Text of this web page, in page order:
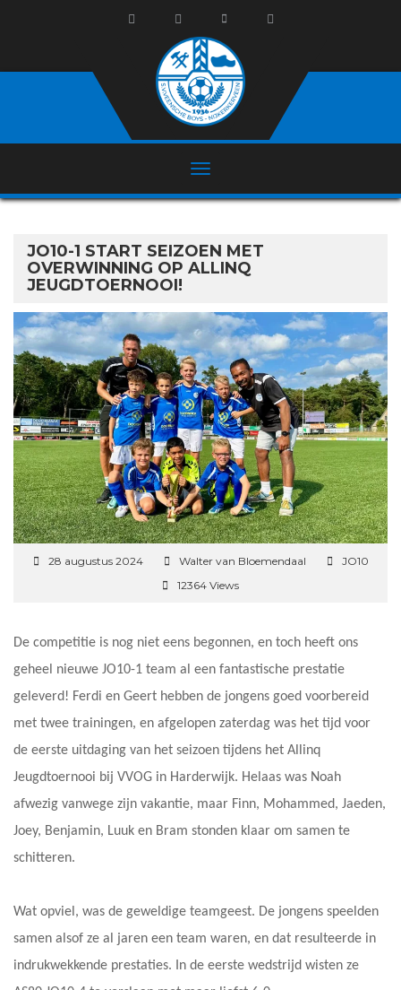
JO10-1 START SEIZOEN MET
OVERWINNING OP ALLINQ
JEUGDTOERNOOI!
28 augustus 2024 Walter van Bloemendaal
JO10
12364 Views
De competitie is nog niet eens begonnen, en toch heeft ons
geheel nieuwe JO10-1 team al een fantastische prestatie
geleverd! Ferdi en Geert hebben de jongens goed voorbereid
met twee trainingen, en afgelopen zaterdag was het tijd voor
de eerste uitdaging van het seizoen tijdens het Allinq
Jeugdtoernooi bij VVOG in Harderwijk. Helaas was Noah
afwezig vanwege zijn vakantie, maar Finn, Mohammed, Jaeden,
Joey, Benjamin, Luuk en Bram stonden klaar om samen te
schitteren.
Wat opviel, was de geweldige teamgeest. De jongens speelden
samen alsof ze al jaren een team waren, en dat resulteerde in
indrukwekkende prestaties. In de eerste wedstrijd wisten ze